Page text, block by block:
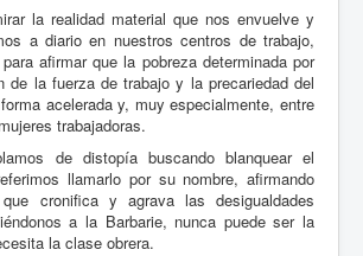
la realidad material que nos envuelve y
a diario en nuestros centros de trabajo,
afirmar que la pobreza determinada por
de la fuerza de trabajo y la precariedad del
acelerada y, muy especialmente, entre
trabajadoras.
de distopía buscando blanquear el
llamarlo por su nombre, afirmando
cronifica y agrava las desigualdades
a la Barbarie, nunca puede ser la
la clase obrera.